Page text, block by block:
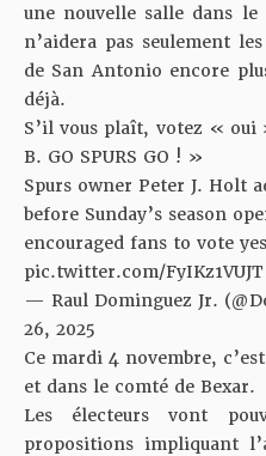
une nouvelle salle dans
n’aidera pas seulement
de San Antonio encore
déjà.
S’il vous plaît, votez «
B. GO SPURS GO ! »
Spurs owner Peter J. Holt
before Sunday’s season
encouraged fans to vote
pic.twitter.com/FyIKz1VUJT
— Raul Dominguez Jr.
26, 2025
Ce mardi 4 novembre,
et dans le comté de Bexar.
Les électeurs vont
propositions impliquant